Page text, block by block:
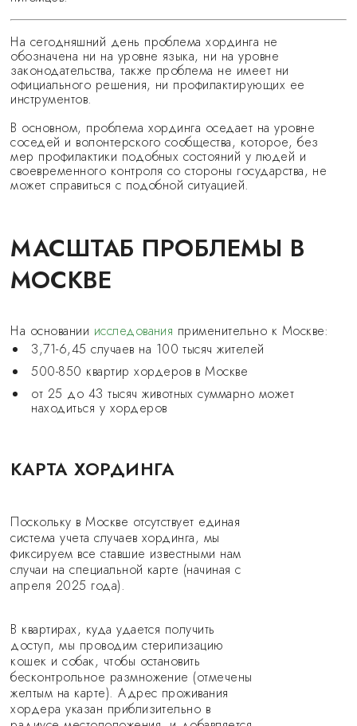
На сегодняшний день проблема хординга не
обозначена ни на уровне языка, ни на уровне
законодательства, также проблема не имеет ни
официального решения, ни профилактирующих ее
инструментов.
В основном, проблема хординга оседает на уровне
соседей и волонтерского сообщества, которое, без
мер профилактики подобных состояний у людей и
своевременного контроля со стороны государства, не
может справиться с подобной ситуацией.
МАСШТАБ ПРОБЛЕМЫ В
МОСКВЕ
На основании исследования применительно к Москве:
3,71-6,45 случаев на 100 тысяч жителей
500-850 квартир хордеров в Москве
от 25 до 43 тысяч животных суммарно может
находиться у хордеров
КАРТА ХОРДИНГА
Поскольку в Москве отсутствует единая
система учета случаев хординга, мы
фиксируем все ставшие известными нам
случаи на специальной карте (начиная с
апреля 2025 года).
В квартирах, куда удается получить
доступ, мы проводим стерилизацию
кошек и собак, чтобы остановить
бесконтрольное размножение (отмечены
желтым на карте). Адрес проживания
хордера указан приблизительно в